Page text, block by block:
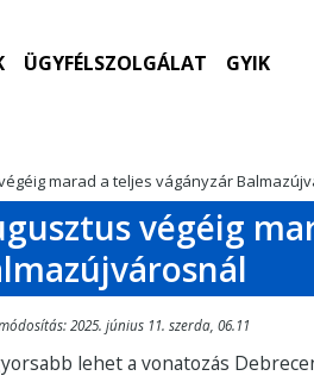
ÜGYFÉLSZOLGÁLAT GYIK
marad a teljes vágányzár
végéig
2025. június 11. szerda, 06.11
lehet a vonatozás